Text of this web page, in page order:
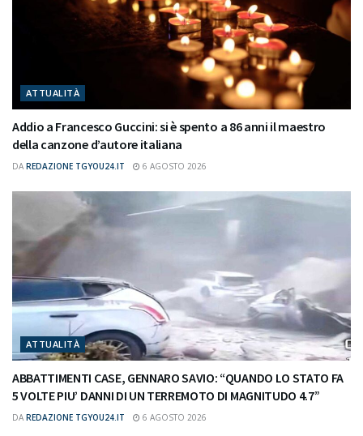
ATTUALITÀ
Addio a Francesco Guccini: si è spento a 86 anni il maestro
della canzone d’autore italiana
DA REDAZIONE TGYOU24.IT 6 AGOSTO 2026
ATTUALITÀ
ABBATTIMENTI CASE, GENNARO SAVIO: “QUANDO LO STATO FA
5 VOLTE PIU’ DANNI DI UN TERREMOTO DI MAGNITUDO 4.7”
DA REDAZIONE TGYOU24.IT 6 AGOSTO 2026